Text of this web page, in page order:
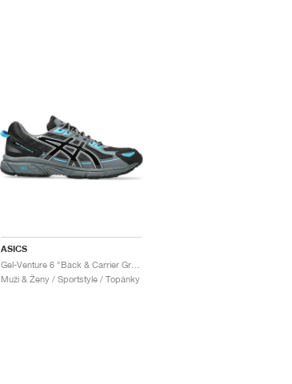
ASICS
Muži & Ženy / Sportstyle / Topánky